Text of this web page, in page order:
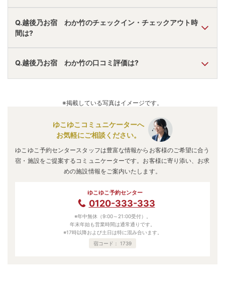
A. 車で三条燕ICより30分。
駐車場あり。
無料送迎あり。
Q.越後乃お宿 わか竹のチェックイン・チェックアウト時
間は?
A. チェックインは 15:00~20:00、チェックアウトは〜
です。
※プランによって異なる場合があります。
Q.越後乃お宿 わか竹の口コミ評価は?
口コミ情報の詳細は
こちら。
※掲載している写真はイメージです。
ゆこゆこコミュニケーターへ
お気軽にご相談ください。
ゆこゆこ予約センタースタッフは豊富な情報からお客様のご希望に合う
宿・施設をご提案するコミュニケーターです。お客様に寄り添い、お求
めの施設情報をご案内いたします。
ゆこゆこ予約センター
0120-333-333
※年中無休（9:00～21:00受付）。
年末年始も営業時間は通常通りです。
※17時以降および土日は特に混み合います。
宿コード： 1739